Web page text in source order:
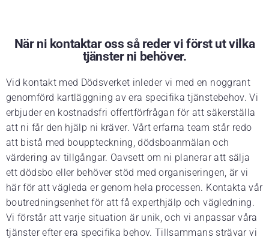
När ni kontaktar oss så reder vi först ut vilka
tjänster ni behöver.
Vid kontakt med Dödsverket inleder vi med en noggrant
genomförd kartläggning av era specifika tjänstebehov. Vi
erbjuder en kostnadsfri offertförfrågan för att säkerställa
att ni får den hjälp ni kräver. Vårt erfarna team står redo
att bistå med bouppteckning, dödsboanmälan och
värdering av tillgångar. Oavsett om ni planerar att sälja
ett dödsbo eller behöver stöd med organiseringen, är vi
här för att vägleda er genom hela processen. Kontakta vår
boutredningsenhet för att få experthjälp och vägledning.
Vi förstår att varje situation är unik, och vi anpassar våra
tjänster efter era specifika behov. Tillsammans strävar vi